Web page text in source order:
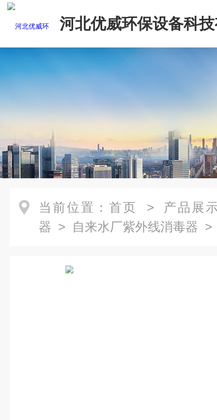
河北优威环保设备科
司
当前位置： 首页 > 产品展
器 > 自来水厂紫外线消毒器 >